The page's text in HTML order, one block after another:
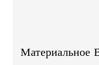
Материальное